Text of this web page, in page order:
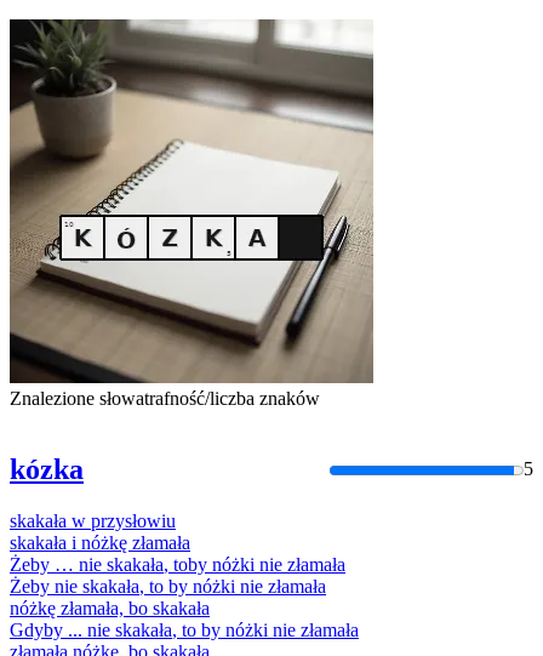
Znalezione słowatrafność/liczba znaków
kózka 5
skakała w przysłowiu
skakała i nóżkę złamała
Żeby … nie skakała, toby nóżki nie złamała
Żeby nie skakała, to by nóżki nie złamała
nóżkę złamała, bo skakała
Gdyby ... nie skakała, to by nóżki nie złamała
złamała nóżkę, bo skakała